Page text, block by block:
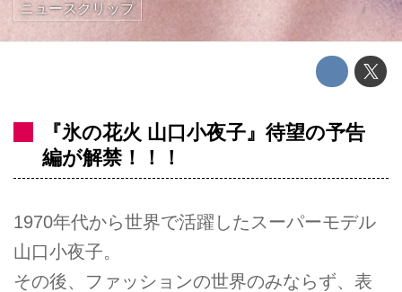
ニュースクリップ
『氷の花火 山口小夜子』待望の予告
編が解禁！！！
1970年代から世界で活躍したスーパーモデル
山口小夜子。
その後、ファッションの世界のみならず、表